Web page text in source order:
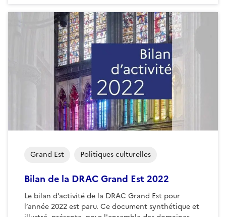
Bilan de la DRAC Grand Est 2022
Le bilan d’activité de la DRAC Grand Est pour
l’année 2022 est paru. Ce document synthétique et
Grand Est Politiques culturelles